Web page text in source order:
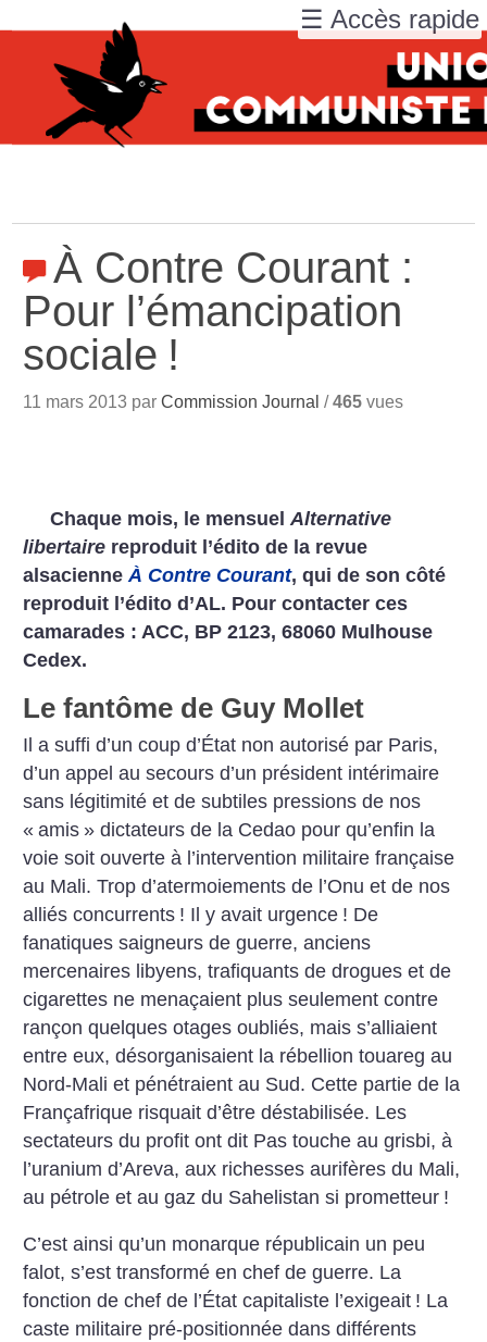
À Contre Courant :
Pour l’émancipation
sociale !
11 mars 2013 parCommission Journal /465 vues
Chaque mois, le mensuelAlternative
libertaire reproduit l’édito de la revue
alsacienne À Contre Courant, qui de son côté
reproduit l’édito d’AL. Pour contacter ces
camarades : ACC, BP 2123, 68060 Mulhouse
Cedex.
Le fantôme de Guy Mollet
Il a suffi d’un coup d’État non autorisé par Paris,
d’un appel au secours d’un président intérimaire
sans légitimité et de subtiles pressions de nos
« amis » dictateurs de la Cedao pour qu’enfin la
voie soit ouverte à l’intervention militaire française
au Mali. Trop d’atermoiements de l’Onu et de nos
alliés concurrents ! Il y avait urgence ! De
fanatiques saigneurs de guerre, anciens
mercenaires libyens, trafiquants de drogues et de
cigarettes ne menaçaient plus seulement contre
rançon quelques otages oubliés, mais s’alliaient
entre eux, désorganisaient la rébellion touareg au
Nord-Mali et pénétraient au Sud. Cette partie de la
Françafrique risquait d’être déstabilisée. Les
sectateurs du profit ont dit Pas touche au grisbi, à
l’uranium d’Areva, aux richesses aurifères du Mali,
au pétrole et au gaz du Sahelistan si prometteur !
C’est ainsi qu’un monarque républicain un peu
falot, s’est transformé en chef de guerre. La
fonction de chef de l’État capitaliste l’exigeait ! La
caste militaire pré-positionnée dans différents
☰ Accès rapide